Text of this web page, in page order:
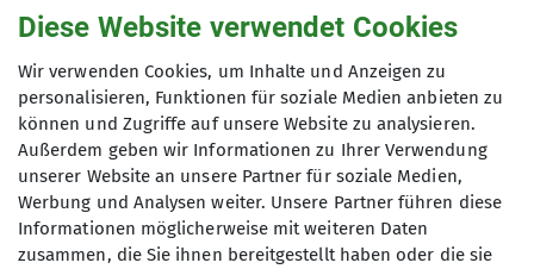
Kräfte mobilisiert, Stress abgebaut
sowie Entspannungs­ und
Heilungsprozesse in Gang gesetzt.
Details
11.11.2023
Preis
Anzahlung 50 € (Stichwort „Waldweihnacht“)
Diese Website verwendet Cookies
Wir verwenden Cookies, um Inhalte und Anzeigen zu
personalisieren, Funktionen für soziale Medien anbieten zu
können und Zugriffe auf unsere Website zu analysieren.
Außerdem geben wir Informationen zu Ihrer Verwendung
unserer Website an unsere Partner für soziale Medien,
Werbung und Analysen weiter. Unsere Partner führen diese
Informationen möglicherweise mit weiteren Daten
zusammen, die Sie ihnen bereitgestellt haben oder die sie